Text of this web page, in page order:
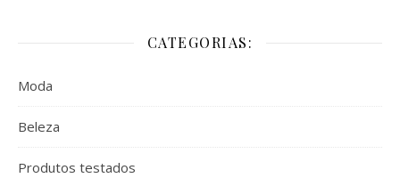
CATEGORIAS:
Moda
Beleza
Produtos testados